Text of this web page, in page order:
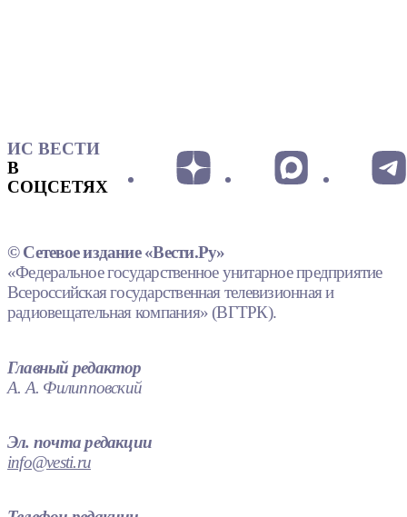
ИС ВЕСТИ
В
СОЦСЕТЯХ
© Сетевое издание «Вести.Ру»
«Федеральное государственное унитарное предприятие
Всероссийская государственная телевизионная и
радиовещательная компания» (ВГТРК).
Главный редактор
А. А. Филипповский
Эл. почта редакции
info@vesti.ru